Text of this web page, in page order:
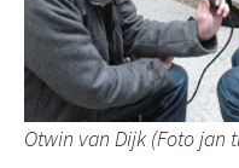
Otwin van Dijk (Foto jan